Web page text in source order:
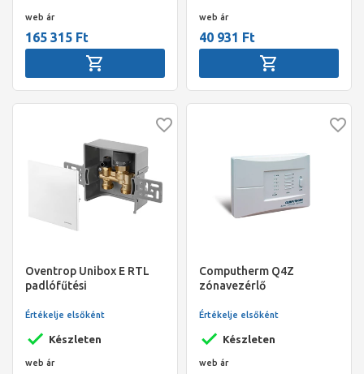
web ár
165 315 Ft
web ár
40 931 Ft
Oventrop Unibox E RTL
padlófűtési
műanyag burkolattal,
Készleten
Értékelje elsőként
web ár
Computherm Q4Z
zónavezérlő
Készleten
Értékelje elsőként
web ár